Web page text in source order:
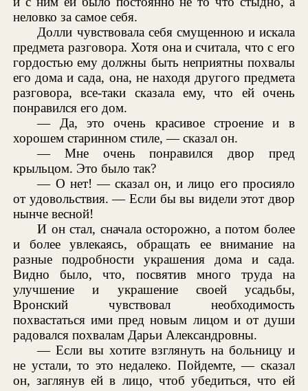
неловко за самое себя.
Долли чувствовала себя смущенною и искала
предмета разговора. Хотя она и считала, что с его
гордостью ему должны быть неприятны похвалы
его дома и сада, она, не находя другого предмета
разговора, все-таки сказала ему, что ей очень
понравился его дом.
— Да, это очень красивое строение и в
хорошем старинном стиле, — сказал он.
— Мне очень понравился двор пред
крыльцом. Это было так?
— О нет! — сказал он, и лицо его просияло
от удовольствия. — Если бы вы видели этот двор
нынче весной!
И он стал, сначала осторожно, а потом более
и более увлекаясь, обращать ее внимание на
разные подробности украшения дома и сада.
Видно было, что, посвятив много труда на
улучшение и украшение своей усадьбы,
Вронский чувствовал необходимость
похвастаться ими пред новым лицом и от души
радовался похвалам Дарьи Александровны.
— Если вы хотите взглянуть на больницу и
не устали, то это недалеко. Пойдемте, — сказал
он, заглянув ей в лицо, чтоб убедиться, что ей